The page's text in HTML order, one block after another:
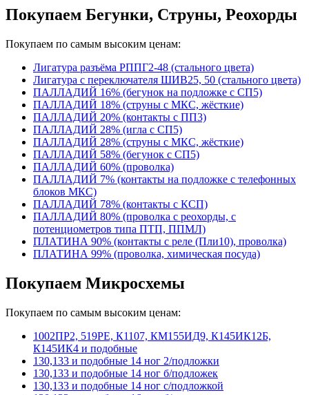
Покупаем Бегунки, Струны, Реохорды
Покупаем по самым высоким ценам:
Лигатура разъёма РППГ2-48 (стального цвета)
Лигатура с переключателя ШИВ25, 50 (стального цвета)
ПАЛЛАДИЙ 16% (бегунок на подложке с СП5)
ПАЛЛАДИЙ 18% (струны с МКС, жёсткие)
ПАЛЛАДИЙ 20% (контакты с ПП3)
ПАЛЛАДИЙ 28% (игла с СП5)
ПАЛЛАДИЙ 28% (струны с МКС, жёсткие)
ПАЛЛАДИЙ 58% (бегунок с СП5)
ПАЛЛАДИЙ 60% (проволка)
ПАЛЛАДИЙ 7% (контакты на подложке с телефонных
блоков МКС)
ПАЛЛАДИЙ 78% (контакты с КСП)
ПАЛЛАДИЙ 80% (проволка с реохорды, с
потенциометров типа ПТП, ППМЛ)
ПЛАТИНА 90% (контакты с реле (Пли10), проволка)
ПЛАТИНА 99% (проволка, химическая посуда)
Покупаем Микросхемы
Покупаем по самым высоким ценам:
1002ПР2, 519РЕ, К1107, КМ155ИД9, К145ИК12Б,
К145ИК4 и подобные
130,133 и подобные 14 ног 2/подложки
130,133 и подобные 14 ног б/подложек
130,133 и подобные 14 ног с/подложкой